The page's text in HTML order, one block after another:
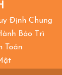
Định Chung
Bảo Trì
Toán